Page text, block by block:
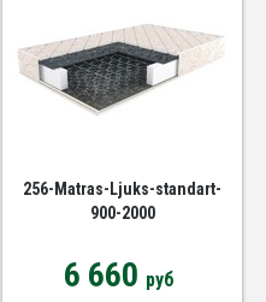
256-Matras-Ljuks-standart-
900-2000
6 660 руб